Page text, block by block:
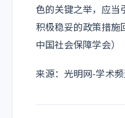
色的关键之举，应当
积极稳妥的政策措施
中国社会保障学会）
来源：光明网-学术